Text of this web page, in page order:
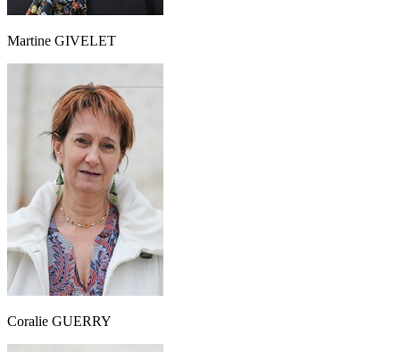
Martine GIVELET
Coralie GUERRY